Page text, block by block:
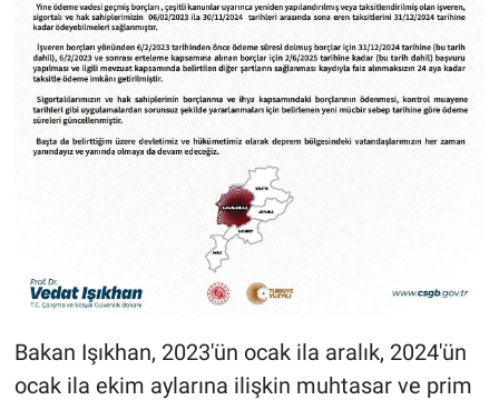
Bakan Işıkhan, 2023'ün ocak ila aralık, 2024'ün
ocak ila ekim aylarına ilişkin muhtasar ve prim